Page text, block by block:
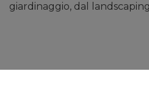
giardinaggio, dal